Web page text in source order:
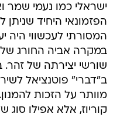
ישראלי כמו נעמי שמר
הפזמונאי היחיד שניתן
המסורתי לעכשווי היה
במקרה אביה החורג של
שורשי יצירתה של זהר.
ב"דברי" פוטנציאל
מוותר על הזכות
קוריוז, אלא אפילו סוג